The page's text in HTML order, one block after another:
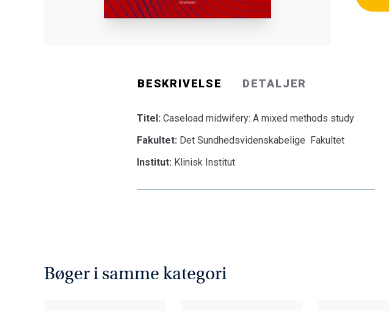
BESKRIVELSE DETALJER
Titel: Caseload midwifery: A mixed methods study
Fakultet: Det Sundhedsvidenskabelige Fakultet
Institut: Klinisk Institut
Bøger i samme kategori